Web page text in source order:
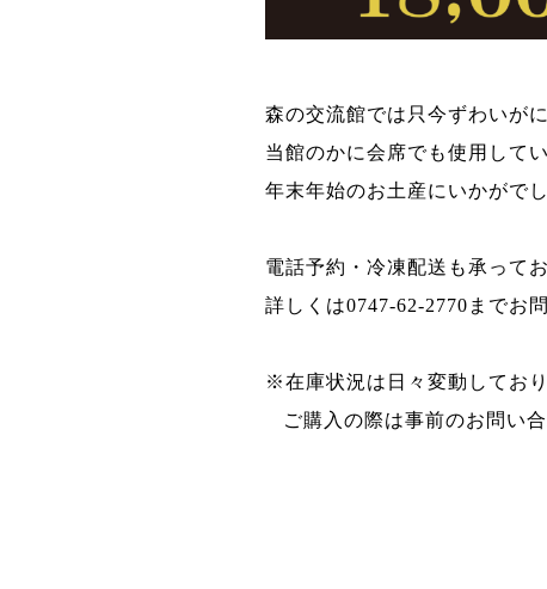
森の交流館では只今ずわいが
当館のかに会席でも使用して
年末年始のお土産にいかがでし
電話予約・冷凍配送も承って
詳しくは0747-62-2770までお
※在庫状況は日々変動してお
ご購入の際は事前のお問い